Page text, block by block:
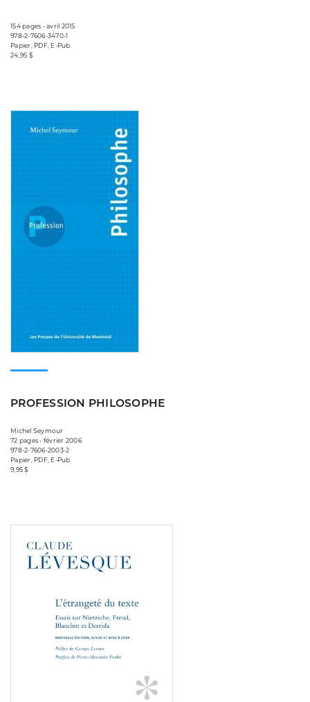
154 pages • avril 2015
978-2-7606-3470-1
Papier, PDF, E-Pub
24,95 $
PROFESSION PHILOSOPHE
Michel Seymour
72 pages • février 2006
978-2-7606-2003-2
Papier, PDF, E-Pub
9,95 $